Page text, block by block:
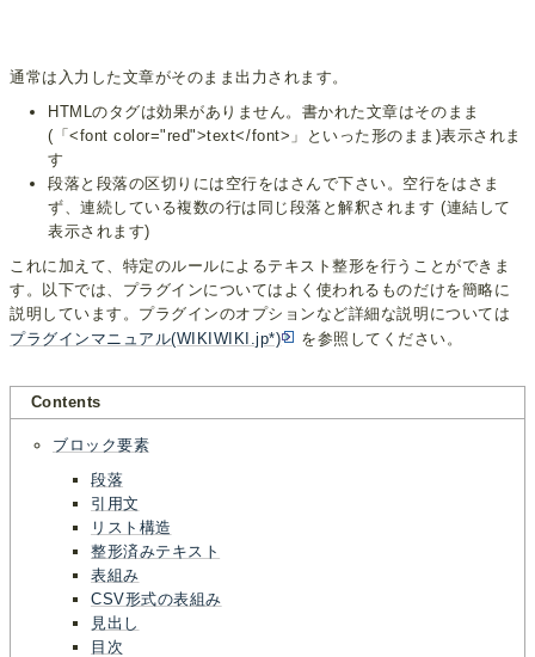
通常は入力した文章がそのまま出力されます。
HTMLのタグは効果がありません。書かれた文章はそのまま
(「<font color="red">text</font>」といった形のまま)表示されま
す
段落と段落の区切りには空行をはさんで下さい。空行をはさま
ず、連続している複数の行は同じ段落と解釈されます (連結して
表示されます)
これに加えて、特定のルールによるテキスト整形を行うことができま
す。以下では、プラグインについてはよく使われるものだけを簡略に
説明しています。プラグインのオプションなど詳細な説明については
プラグインマニュアル(WIKIWIKI.jp*)
を参照してください。
Contents
ブロック要素
段落
引用文
リスト構造
整形済みテキスト
表組み
CSV形式の表組み
見出し
目次